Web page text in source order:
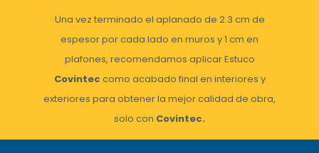
Una vez terminado el aplanado de 2.3 cm de
espesor por cada lado en muros y 1 cm en
plafones, recomendamos aplicar Estuco
Covintec como acabado final en interiores y
exteriores para obtener la mejor calidad de obra,
solo con Covintec.